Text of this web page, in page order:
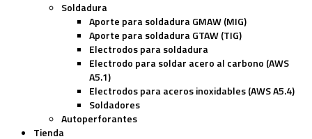
Soldadura
Aporte para soldadura GMAW (MIG)
Aporte para soldadura GTAW (TIG)
Electrodos para soldadura
Electrodo para soldar acero al carbono (AWS
A5.1)
Electrodos para aceros inoxidables (AWS A5.4)
Soldadores
Autoperforantes
Tienda